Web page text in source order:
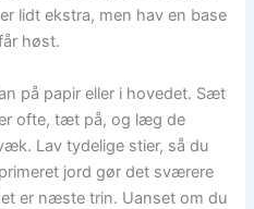
lidt ekstra, men hav en base
høst.
på papir eller i hovedet. Sæt
ofte, tæt på, og læg de
Lav tydelige stier, så du
jord gør det sværere
er næste trin. Uanset om du